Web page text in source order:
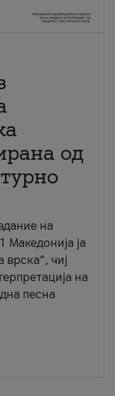
од
на
Македонија ја
чиј
на
песна